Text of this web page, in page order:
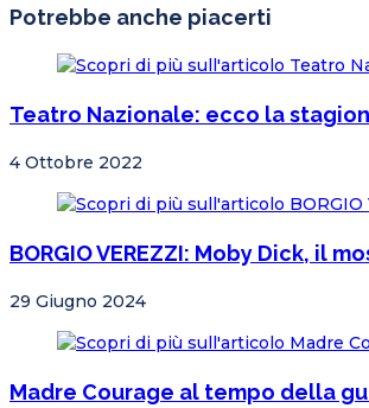
Potrebbe anche piacerti
Teatro Nazionale: ecco la
4 Ottobre 2022
BORGIO VEREZZI: Moby Dick, il
29 Giugno 2024
Madre Courage al tempo della